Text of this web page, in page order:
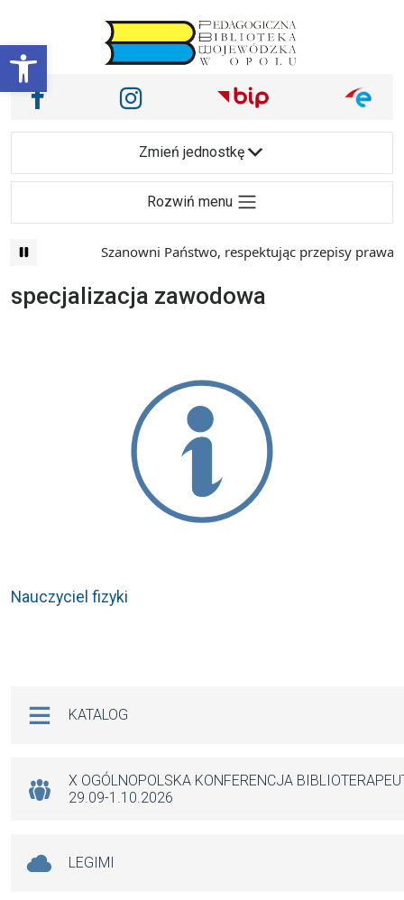
Otwórz pasek narzędzi
Main Navigation
Nasze media społecznościowe i inne
Facebook Instagram
Zmień jednostkę
Rozwiń menu
Szanowni Państwo, respektując przepisy prawa i
specjalizacja zawodowa
Nauczyciel fizyki
KATALOG
X OGÓLNOPOLSKA KONFERENCJA
29.09-1.10.2026
LEGIMI